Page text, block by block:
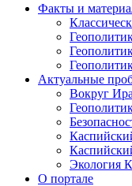
Факты и
Актуальные
Вокруг
Экология
О портале